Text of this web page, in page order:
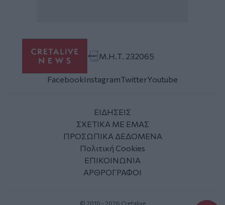
Μ.Η.Τ. 232065
FacebookInstagramTwitterYoutube
ΕΙΔΗΣΕΙΣ
ΣΧΕΤΙΚΑ ΜΕ ΕΜΑΣ
ΠΡΟΣΩΠΙΚΑ ΔΕΔΟΜΕΝΑ
Πολιτική Cookies
ΕΠΙΚΟΙΝΩΝΙΑ
ΑΡΘΡΟΓΡΑΦΟΙ
© 2010 - 2026 Cretalive